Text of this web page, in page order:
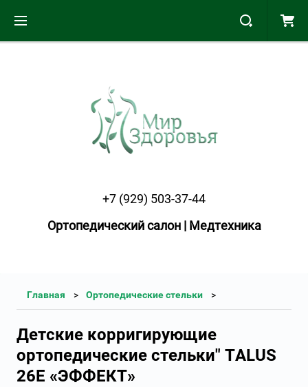
+7 (929) 503-37-44
Ортопедический салон | Медтехника
Главная Ортопедические стельки
Детские корригирующие
ортопедические стельки" TALUS
26Е «ЭФФЕКТ»